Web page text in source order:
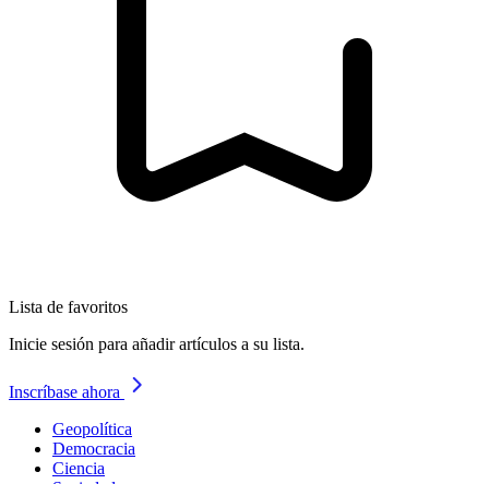
Lista de favoritos
Inicie sesión para añadir artículos a su lista.
Inscríbase ahora
Geopolítica
Democracia
Ciencia